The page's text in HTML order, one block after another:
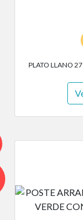
PLATO LLANO